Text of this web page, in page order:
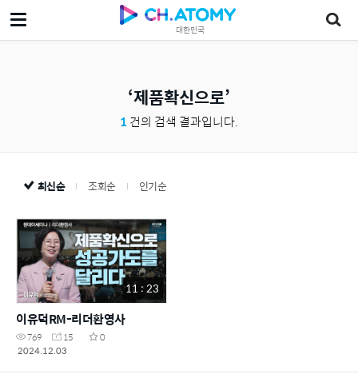
대한민국
제품확신으로
1 건의 검색 결과입니다.
최신순 조회순 인기순
11 : 23
이유덕RM-리더환영사
769 15
0
2024.12.03